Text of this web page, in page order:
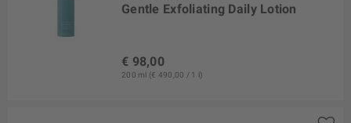
Gentle Exfoliating Daily Lotion
€ 98,00
200 ml (€ 490,00 / 1 l)